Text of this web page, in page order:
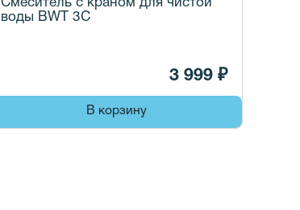
Смеситель с краном для чистой
воды BWT 3C
3 999 ₽
В корзину